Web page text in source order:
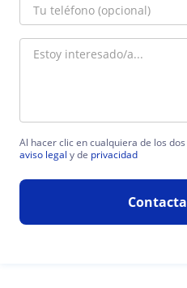
Al hacer clic en cualquiera de los
aviso legal y de privacidad